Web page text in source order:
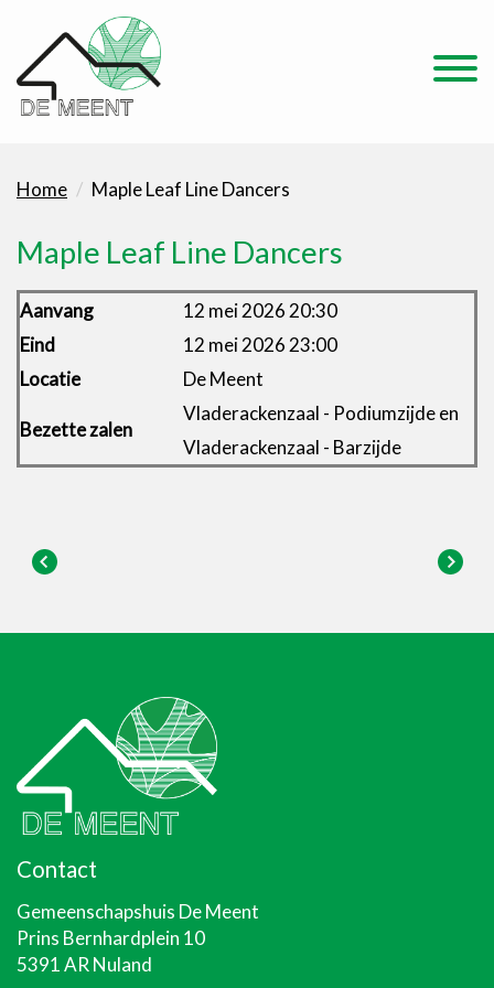
Home Maple Leaf Line Dancers
Maple Leaf Line Dancers
Aanvang
12 mei 2026 20:30
Eind
12 mei 2026 23:00
Locatie
De Meent
Bezette zalen
Vladerackenzaal - Podiumzijde en
Vladerackenzaal - Barzijde
Contact
Gemeenschapshuis De Meent
Prins Bernhardplein 10
5391 AR Nuland